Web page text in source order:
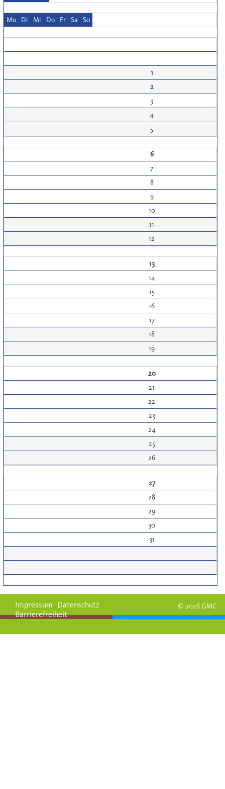
Mo Di Mi Do Fr Sa So
1
2
3
4
5
6
7
8
9
10
11
12
13
14
15
16
17
18
19
20
21
22
23
24
25
26
27
28
29
30
31
© 2026 GMC
Impressum Datenschutz
Barrierefreiheit